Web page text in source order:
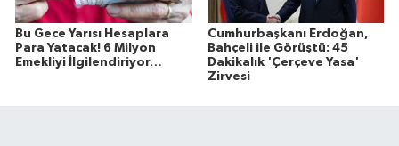
Bu Gece Yarısı Hesaplara
Para Yatacak! 6 Milyon
Emekliyi İlgilendiriyor…
Cumhurbaşkanı Erdoğan,
Bahçeli ile Görüştü: 45
Dakikalık 'Çerçeve Yasa'
Zirvesi